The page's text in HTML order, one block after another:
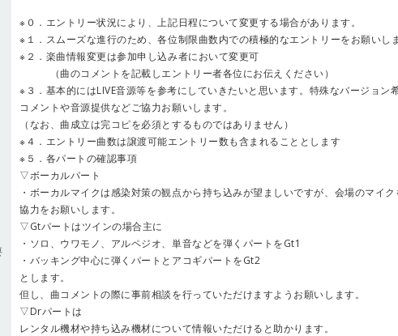
※０．エントリー状況により、上記日程について変更する場合があります。
※１．スムーズな進行のため、各位制限曲数内での積極的なエントリーをお願いしま
※２．楽曲情報変更は参加申し込み者において変更可
（曲のコメントを記載しエントリー者各位にお伝えください）
※３．基本的にはLIVE音源等を参考にしていきたいと思います。特殊なバージョン
コメントや音源提供などご協力お願いします。
（なお、曲成立は完コピを必須とするものではありません）
※４．エントリー曲数は譲渡可能エントリー数も含まれることとします
※５．各パートの確認事項
▽ボーカルパート
・ボーカルマイクは感染対策の観点から持ち込みが望ましいですが、会場のマイ
協力をお願いします。
▽Gtパートはツインの場合主に
・ソロ、ウワモノ、アルペジオ、単音などを弾くパートをGt1
・バッキング中心に弾くパートとアコギパートをGt2
とします。
但し、曲コメントの際に事前相談を行っていただけますようお願いします。
▽Drパートは
レンタル機材や持ち込み機材について情報いただけると助かります。